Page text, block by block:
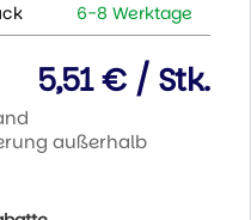
6-8 Werktage
5,51 € / Stk.
außerhalb